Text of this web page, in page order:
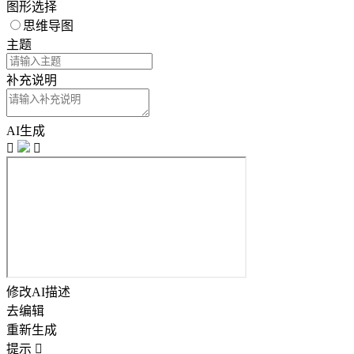
图形选择
思维导图
主题
补充说明
AI生成


修改AI描述
去编辑
重新生成
提示 